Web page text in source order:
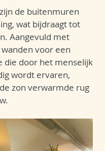
de buitenmuren
wat bijdraagt tot
Aangevuld met
voor een
die door het menselijk
wordt ervaren,
zon verwarmde rug